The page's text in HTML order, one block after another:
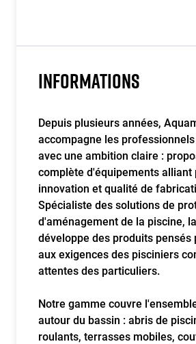
INFORMATIONS
Depuis plusieurs années,
accompagne les
avec une ambition claire :
complète d'équipements alliant
innovation et qualité de
Spécialiste des solutions de
d'aménagement de la piscine,
développe des produits pensés
aux exigences des pisciniers
attentes des particuliers.
Notre gamme couvre
autour du bassin : abris de
roulants, terrasses mobiles,